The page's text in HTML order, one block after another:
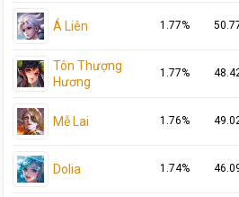
Á Liên 1.77%
Tôn Thượng
Hương
1.77%
Mễ Lai 1.76%
Dolia 1.74%